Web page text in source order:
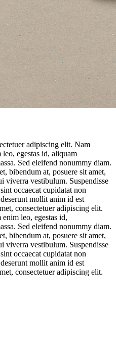
adipiscing elit. Nam
egestas id, aliquam
Sed eleifend nonummy diam.
bibendum at, posuere sit amet,
viverra vestibulum. Suspendisse
occaecat cupidatat non
mollit anim id est
consectetuer adipiscing elit.
leo, egestas id,
Sed eleifend nonummy diam.
bibendum at, posuere sit amet,
viverra vestibulum. Suspendisse
occaecat cupidatat non
mollit anim id est
consectetuer adipiscing elit.